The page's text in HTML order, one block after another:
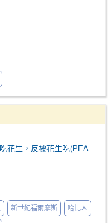
生，反被花生吃(PEANUTS BANANA)
新世紀福爾摩斯 哈比人